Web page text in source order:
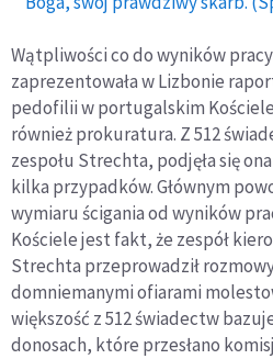
Wątpliwości co do wyników
zaprezentowała w Lizbonie
pedofilii w portugalskim Kościele
również prokuratura. Z 512
zespołu Strechta, podjęła się
kilka przypadków. Głównym
wymiaru ścigania od wyników
Kościele jest fakt, że zespół
Strechta przeprowadził
domniemanymi ofiarami
większość z 512 świadectw
donosach, które przesłano